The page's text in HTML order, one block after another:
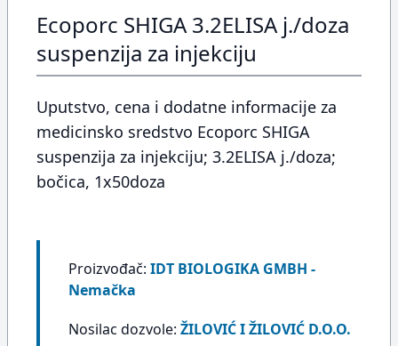
Ecoporc SHIGA 3.2ELISA j./doza
suspenzija za injekciju
Uputstvo, cena i dodatne informacije za
medicinsko sredstvo Ecoporc SHIGA
suspenzija za injekciju; 3.2ELISA j./doza;
bočica, 1x50doza
Proizvođač: IDT BIOLOGIKA GMBH -
Nemačka
Nosilac dozvole: ŽILOVIĆ I ŽILOVIĆ D.O.O.